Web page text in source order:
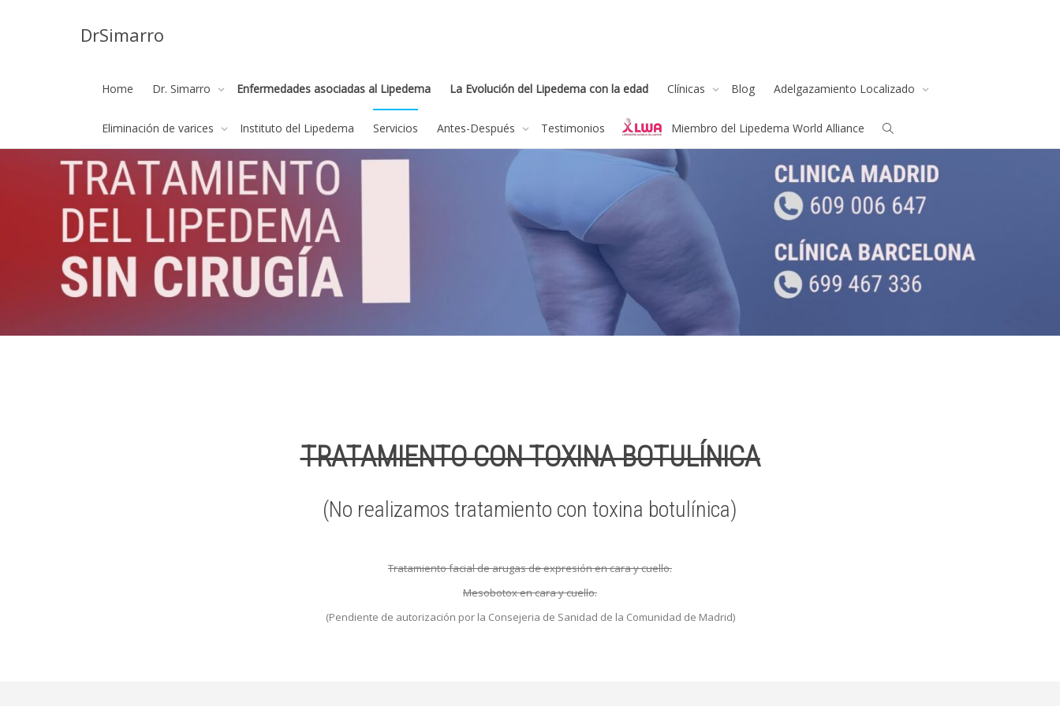
DrSimarro
Home Dr. Simarro Enfermedades asociadas al Lipedema La Evolución del Lipedema con la edad Clínicas Blog Adelgazamiento Localizado
Eliminación de varices Instituto del Lipedema Servicios Antes-Después Testimonios Miembro del Lipedema World Alliance
TRATAMIENTO CON TOXINA BOTULÍNICA
(No realizamos tratamiento con toxina botulínica)
Tratamiento facial de arugas de expresión en cara y cuello.
Mesobotox en cara y cuello.
(Pendiente de autorización por la Consejeria de Sanidad de la Comunidad de Madrid)